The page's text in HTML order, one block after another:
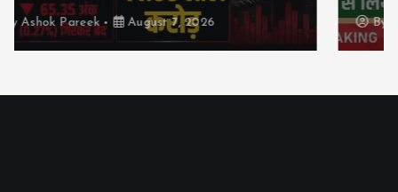
ByAshok Pareek August 7, 2026